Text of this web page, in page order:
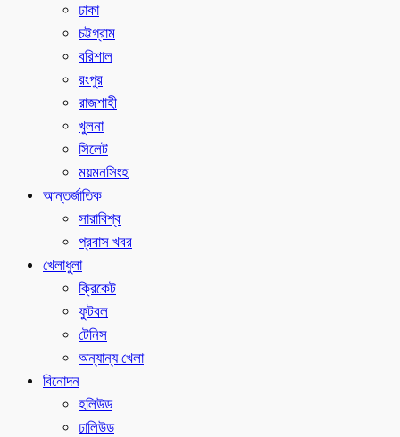
ঢাকা
চট্টগ্রাম
বরিশাল
রংপুর
রাজশাহী
খুলনা
সিলেট
ময়মনসিংহ
আন্তর্জাতিক
সারাবিশ্ব
প্রবাস খবর
খেলাধুলা
ক্রিকেট
ফুটবল
টেনিস
অন্যান্য খেলা
বিনোদন
হলিউড
ঢালিউড